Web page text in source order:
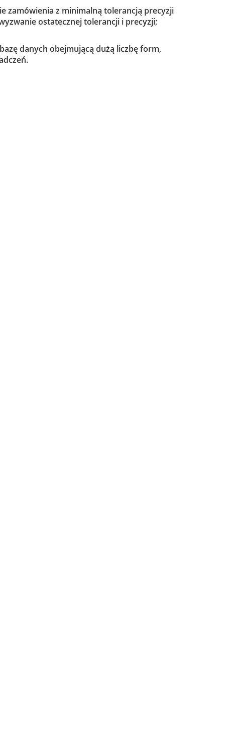
zamówienia z minimalną tolerancją precyzji
ostatecznej tolerancji i precyzji;
danych obejmującą dużą liczbę form,